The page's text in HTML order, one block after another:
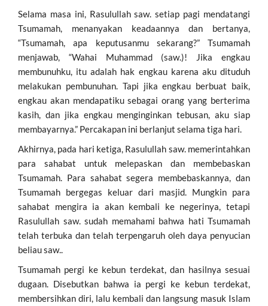
Selama masa ini, Rasulullah saw. setiap pagi mendatangi
Tsumamah, menanyakan keadaannya dan bertanya,
“Tsumamah, apa keputusanmu sekarang?” Tsumamah
menjawab, “Wahai Muhammad (saw.)! Jika engkau
membunuhku, itu adalah hak engkau karena aku dituduh
melakukan pembunuhan. Tapi jika engkau berbuat baik,
engkau akan mendapatiku sebagai orang yang berterima
kasih, dan jika engkau menginginkan tebusan, aku siap
membayarnya.” Percakapan ini berlanjut selama tiga hari.
Akhirnya, pada hari ketiga, Rasulullah saw. memerintahkan
para sahabat untuk melepaskan dan membebaskan
Tsumamah. Para sahabat segera membebaskannya, dan
Tsumamah bergegas keluar dari masjid. Mungkin para
sahabat mengira ia akan kembali ke negerinya, tetapi
Rasulullah saw. sudah memahami bahwa hati Tsumamah
telah terbuka dan telah terpengaruh oleh daya penyucian
beliau saw..
Tsumamah pergi ke kebun terdekat, dan hasilnya sesuai
dugaan. Disebutkan bahwa ia pergi ke kebun terdekat,
membersihkan diri, lalu kembali dan langsung masuk Islam